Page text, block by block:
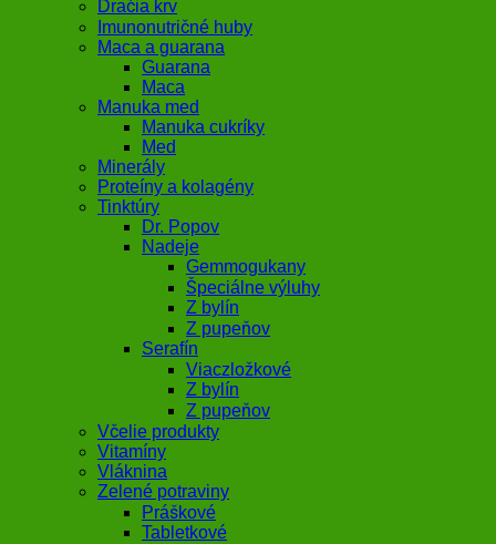
Dračia krv
Imunonutričné huby
Maca a guarana
Guarana
Maca
Manuka med
Manuka cukríky
Med
Minerály
Proteíny a kolagény
Tinktúry
Dr. Popov
Nadeje
Gemmogukany
Špeciálne výluhy
Z bylín
Z pupeňov
Serafín
Viaczložkové
Z bylín
Z pupeňov
Včelie produkty
Vitamíny
Vláknina
Zelené potraviny
Práškové
Tabletkové